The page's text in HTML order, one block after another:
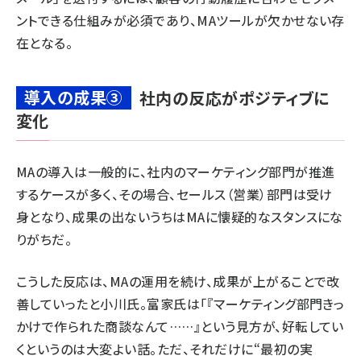
ントできる仕組みが必須であり、MAツールが欠かせない存
在となる。
導入の成果③
社内の反応がポジティブに
変化
MAの導入は一般的に、社内のマーケティング部門が推進
するケースが多く、その場合、セールス（営業）部門は受け
身となり、成果の出ないうちはMAに懐疑的なスタンスにな
りがちだ。
こうした反応は、MAの運用を続け、成果が上がることで改
善していったと小川氏。富家氏は「『マーケティング部門きっ
かけで作られた商談なんて……』という見方が、好転してい
くというのは大変よい話。ただ、それだけに“最初の実